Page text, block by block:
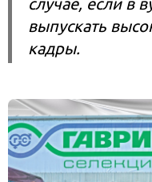
выпускать
кадры.